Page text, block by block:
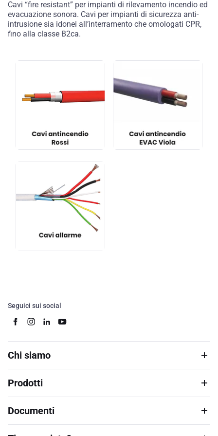
Cavi “fire resistant” per impianti di rilevamento incendio ed
evacuazione sonora. Cavi per impianti di sicurezza anti-
intrusione sia idonei all’interramento che omologati CPR,
fino alla classe B2ca.
Seguici sui social
Chi siamo
Prodotti
Documenti